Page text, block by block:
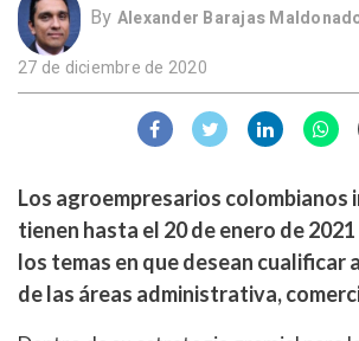
By Alexander Barajas
27 de diciembre de 2020
Los agroempresarios colombianos
tienen hasta el 20 de enero de
los temas en que desean cualificar
de las áreas administrativa,